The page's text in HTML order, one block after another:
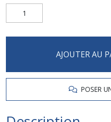
AJOUTER AU
POSER